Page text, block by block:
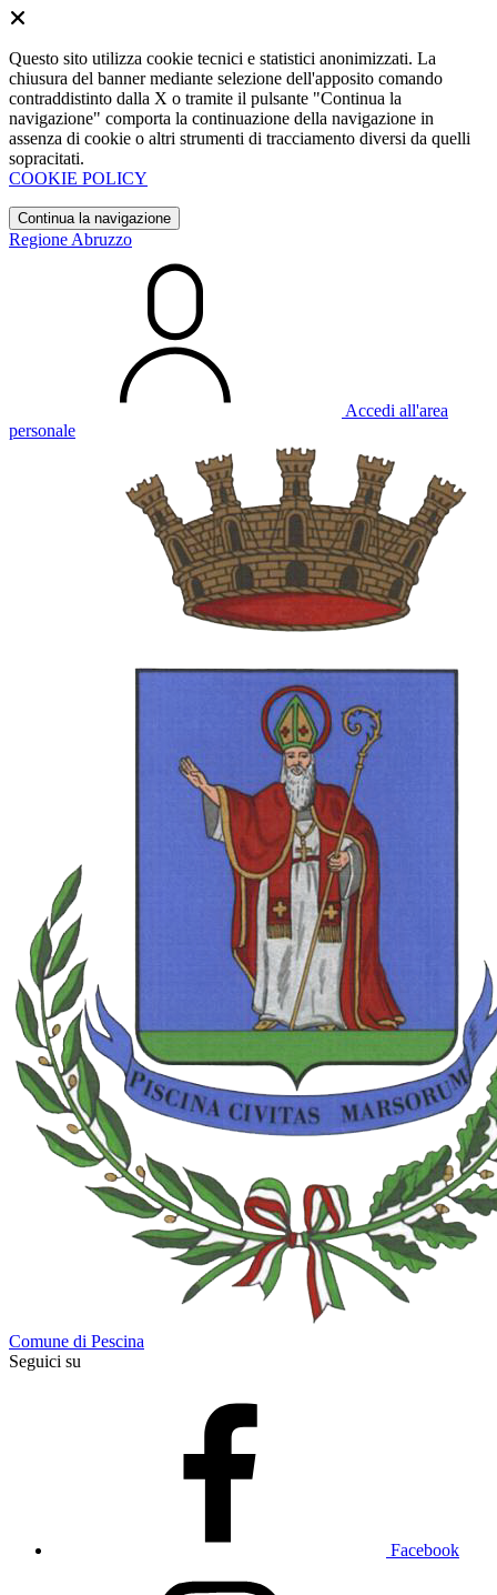
Questo sito utilizza cookie tecnici e statistici anonimizzati. La
chiusura del banner mediante selezione dell'apposito comando
contraddistinto dalla X o tramite il pulsante "Continua la
navigazione" comporta la continuazione della navigazione in
assenza di cookie o altri strumenti di tracciamento diversi da quelli
sopracitati.
COOKIE POLICY
Continua la navigazione
Regione Abruzzo
Accedi all'area
personale
Comune di Pescina
Seguici su
Facebook